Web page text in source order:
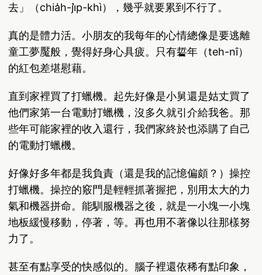
去」（chia̍h-ji̍p-khì），幾乎就要累到不行了。
真的是體力活。小朋友的我每年的心情總像是要逃離
童工夢魘般，覺得好身心具疲。只有硩年（teh-nî）
的紅包差堪慰藉。
直到家裡買了打蠟機。起先好像是小舅還是姑丈買了
他們家第一台電動打蠟機，沒多久就引介給我爸。那
些年可能家裡的收入還行，我們家終於也添購了自己
的電動打蠟機。
好像好多年都是我負責（還是我的記憶偏頗？）操控
打蠟機。操控的竅門是輕輕抓著握把，別用太大的力
氣和機器拼命。能馴服機器之後，就是一小塊一小塊
地板緩慢移動，停著，等。再也用不著像以往那樣努
力了。
甚至有點享受的快感似的。腦子裡還依稀有點印象，